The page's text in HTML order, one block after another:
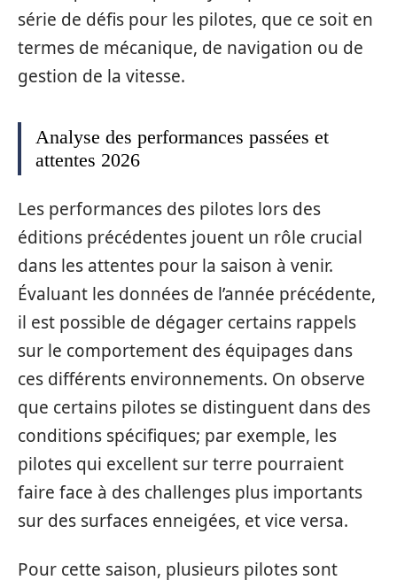
série de défis pour les pilotes, que ce soit en
termes de mécanique, de navigation ou de
gestion de la vitesse.
Analyse des performances passées et
attentes 2026
Les performances des pilotes lors des
éditions précédentes jouent un rôle crucial
dans les attentes pour la saison à venir.
Évaluant les données de l’année précédente,
il est possible de dégager certains rappels
sur le comportement des équipages dans
ces différents environnements. On observe
que certains pilotes se distinguent dans des
conditions spécifiques; par exemple, les
pilotes qui excellent sur terre pourraient
faire face à des challenges plus importants
sur des surfaces enneigées, et vice versa.
Pour cette saison, plusieurs pilotes sont